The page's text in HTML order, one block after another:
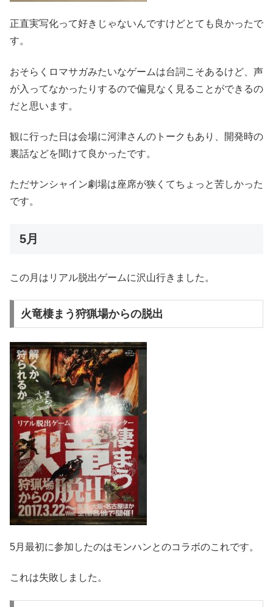
正直実写化って好きじゃないんですけどとても良かったで
す。
おそらくロマサガみたいなゲームは台詞こそあるけど、声
が入ってなかったりするので偏見なく見ることができるの
だと思います。
観に行った日は会場に河津さんのトークもあり、開発時の
裏話などを聞けて良かったです。
ただサンシャイン劇場は座席が狭くてちょっと苦しかった
です。
5月
この月はリアル脱出ゲームに沢山行きました。
火竜棲まう狩猟場からの脱出
5月最初に参加したのはモンハンとのコラボのこれです。
これは失敗しました。